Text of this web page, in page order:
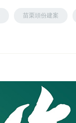
苗栗頭份建案